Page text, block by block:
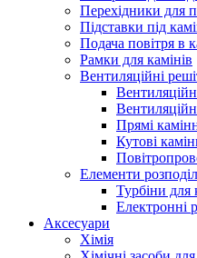
Перехідники для
Підставки під
Подача повітря в
Рамки для камінів
Вентиляційні
Прямі
Кутові
Елементи
Турбіни для
Електронні
Аксесуари
Хімія